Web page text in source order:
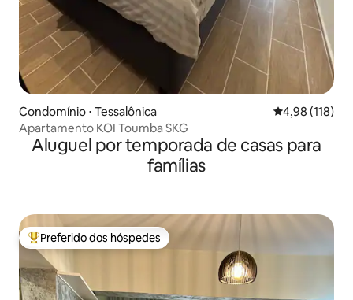
Condomínio ⋅ Tessalônica 4,98 de uma
4,98 (118)
Apartamento KOI Toumba SKG
Aluguel por temporada de casas para
famílias
Entre os melhores preferidos dos hóspedes
Preferido dos hóspedes